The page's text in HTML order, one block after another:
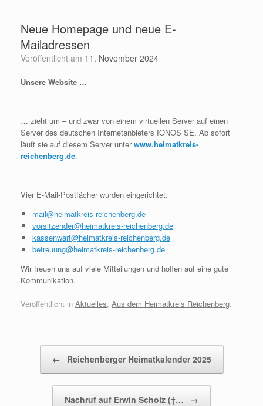
springenNeue Homepage und neue E-
Mailadressen
Veröffentlicht am 11. November 2024
Unsere Website …
… zieht um – und zwar von einem virtuellen Server auf einen
Server des deutschen Internetanbieters IONOS SE. Ab sofort
läuft sie auf diesem Server unterwww.heimatkreis-
reichenberg.de.
Vier E-Mail-Postfächer wurden eingerichtet:
mail@heimatkreis-reichenberg.de
vorsitzender@heimatkreis-reichenberg.de
kassenwart@heimatkreis-reichenberg.de
betreuung@heimatkreis-reichenberg.de
Wir freuen uns auf viele Mitteilungen und hoffen auf eine gute
Kommunikation.
Veröffentlicht in Aktuelles, Aus dem Heimatkreis Reichenberg.
← Reichenberger Heimatkalender 2025
Nachruf auf Erwin Scholz (†… →